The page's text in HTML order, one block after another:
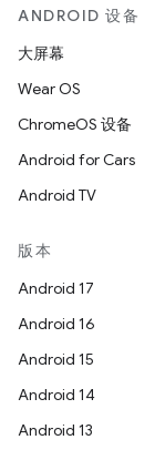
ANDROID 设备
大屏幕
Wear OS
ChromeOS 设备
Android for Cars
Android TV
版本
Android 17
Android 16
Android 15
Android 14
Android 13